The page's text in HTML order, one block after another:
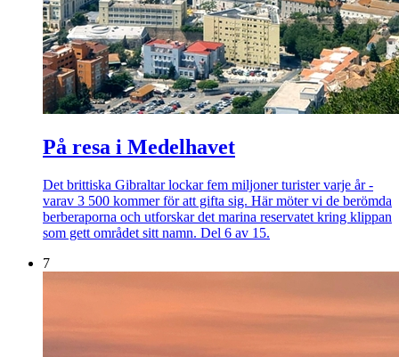
På resa i Medelhavet
Det brittiska Gibraltar lockar fem miljoner turister varje år -
varav 3 500 kommer för att gifta sig. Här möter vi de berömda
berberaporna och utforskar det marina reservatet kring klippan
som gett området sitt namn. Del 6 av 15.
7